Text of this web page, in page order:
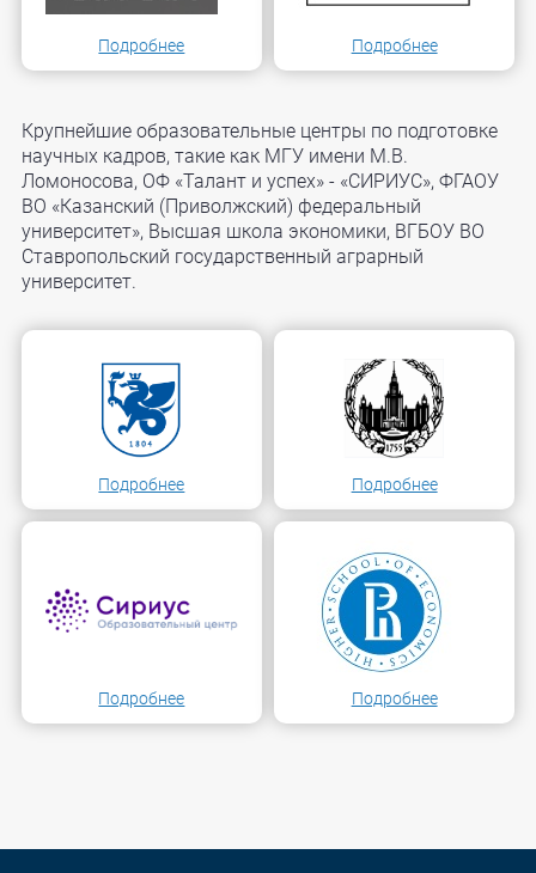
Подробнее Подробнее
Крупнейшие образовательные центры по подготовке
научных кадров, такие как МГУ имени М.В.
Ломоносова, ОФ «Талант и успех» - «СИРИУС», ФГАОУ
ВО «Казанский (Приволжский) федеральный
университет», Высшая школа экономики, ВГБОУ ВО
Ставропольский государственный аграрный
университет.
Подробнее Подробнее
Подробнее Подробнее